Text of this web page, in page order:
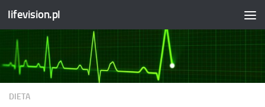
Skip to content
lifevision.pl
DIETA